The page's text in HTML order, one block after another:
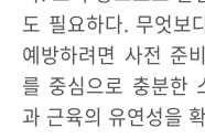
도 필요하다. 무엇보
예방하려면 사전 준
를 중심으로 충분한
과 근육의 유연성을